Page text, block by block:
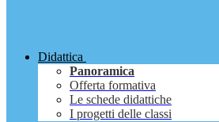
Didattica
Panoramica
Offerta formativa
Le schede didattiche
I progetti delle classi